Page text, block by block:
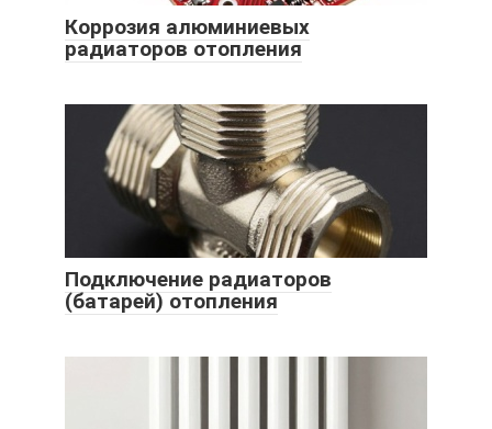
Коррозия алюминиевых
радиаторов отопления
Подключение радиаторов
(батарей) отопления